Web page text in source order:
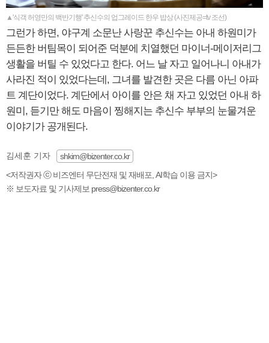
▲'식객 허영만의 백반기행' 추신수의 업그레이드 한우 밥상 (사진제공=tv 조선)
그런가 하면, 야구계 소문난 사랑꾼 추신수는 아내 하원미가
든든한 버팀목이 되어준 덕분에 치열했던 마이너-메이저리그
생활을 버틸 수 있었다고 한다. 어느 날 자고 일어나니 아내가
사라진 적이 있었다는데, 그녀를 발견한 곳은 다름 아닌 아파
트 계단이었다. 계단에서 아이를 안은 채 자고 있었던 아내 하
원미, 듣기만 해도 마음이 찡해지는 추신수 부부의 눈물겨운
이야기가 공개된다.
김세훈 기자
shkim@bizenter.co.kr
<저작권자 ⓒ 비즈엔터 무단전재 및 재배포, AI학습 이용 금지>
※ 보도자료 및 기사제보 press@bizenter.co.kr